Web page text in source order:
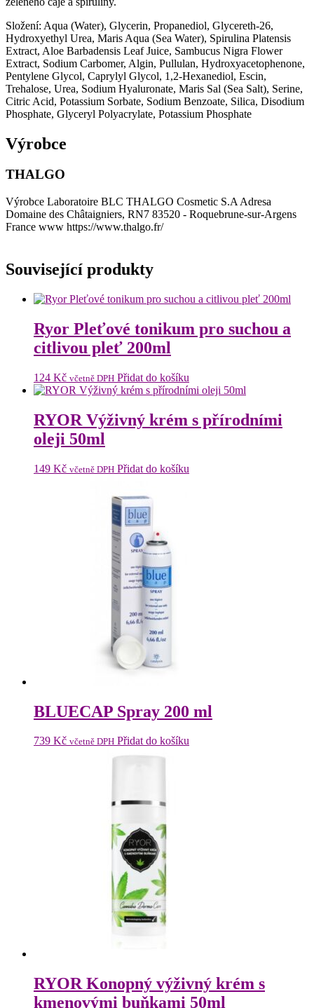
Složení: Aqua (Water), Glycerin, Propanediol, Glycereth-26,
Hydroxyethyl Urea, Maris Aqua (Sea Water), Spirulina Platensis
Extract, Aloe Barbadensis Leaf Juice, Sambucus Nigra Flower
Extract, Sodium Carbomer, Algin, Pullulan, Hydroxyacetophenone,
Pentylene Glycol, Caprylyl Glycol, 1,2-Hexanediol, Escin,
Trehalose, Urea, Sodium Hyaluronate, Maris Sal (Sea Salt), Serine,
Citric Acid, Potassium Sorbate, Sodium Benzoate, Silica, Disodium
Phosphate, Glyceryl Polyacrylate, Potassium Phosphate
Výrobce
THALGO
Výrobce Laboratoire BLC THALGO Cosmetic S.A Adresa
Domaine des Châtaigniers, RN7 83520 - Roquebrune-sur-Argens
France www https://www.thalgo.fr/
Související produkty
Ryor Pleťové tonikum pro suchou a
citlivou pleť 200ml
124 Kč včetně DPH Přidat do košíku
RYOR Výživný krém s přírodními
oleji 50ml
149 Kč včetně DPH Přidat do košíku
BLUECAP Spray 200 ml
739 Kč včetně DPH Přidat do košíku
RYOR Konopný výživný krém s
kmenovými buňkami 50ml